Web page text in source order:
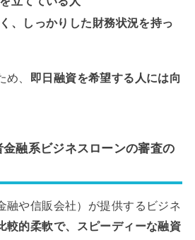
、しっかりした財務状況を持っ
め、
即日融資を希望する人には向
金融系ビジネスローンの審査の
融や信販会社）が提供するビジネ
較的柔軟で、スピーディーな融資